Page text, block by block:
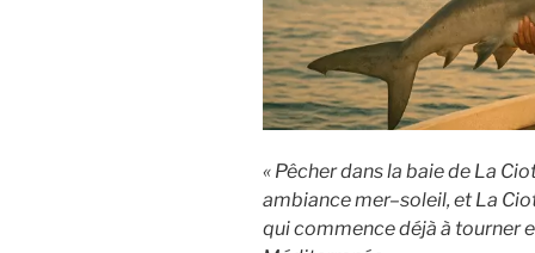
« Pêcher dans la baie de La
ambiance mer–soleil, et La
qui commence déjà à tourner